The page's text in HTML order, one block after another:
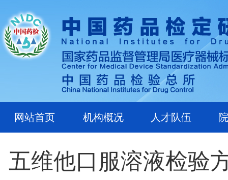
网站首页 机构概况 人才队伍
五维他口服溶液检验